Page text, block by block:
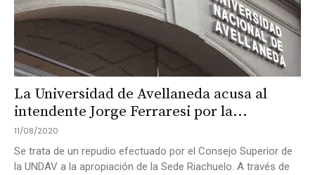
La Universidad de Avellaneda acusa al
intendente Jorge Ferraresi por la...
11/08/2020
Se trata de un repudio efectuado por el Consejo Superior de
la UNDAV a la apropiación de la Sede Riachuelo. A través de